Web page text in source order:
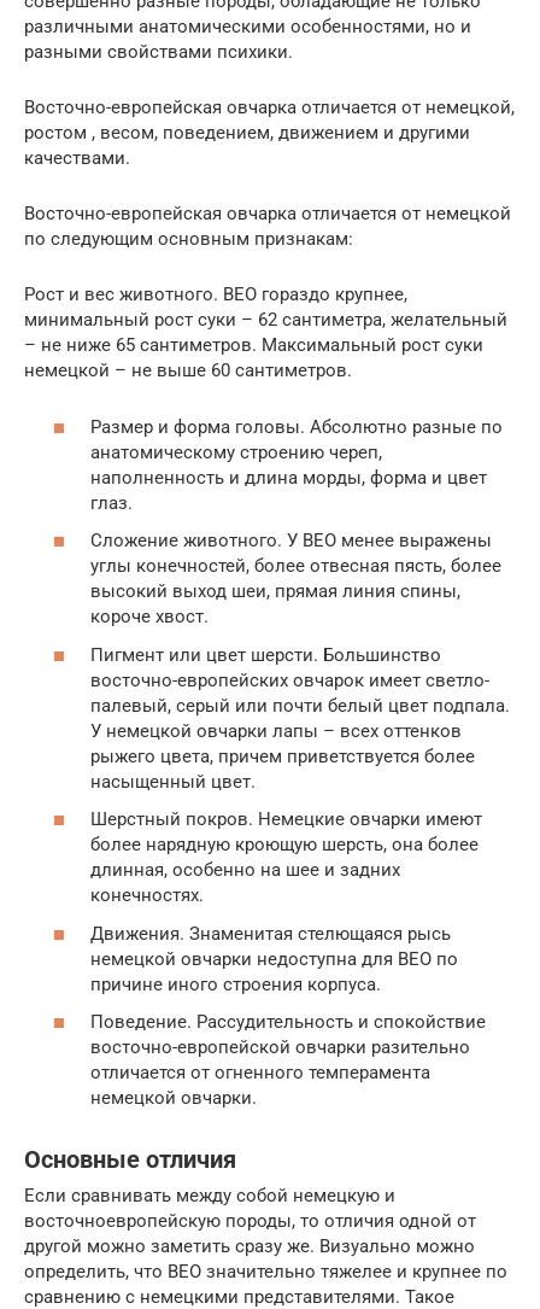
различными анатомическими особенностями, но и
разными свойствами психики.
Восточно-европейская овчарка отличается от немецкой,
ростом , весом, поведением, движением и другими
качествами.
Восточно-европейская овчарка отличается от немецкой
по следующим основным признакам:
Рост и вес животного. ВЕО гораздо крупнее,
минимальный рост суки – 62 сантиметра, желательный
– не ниже 65 сантиметров. Максимальный рост суки
немецкой – не выше 60 сантиметров.
Размер и форма головы. Абсолютно разные по
анатомическому строению череп,
наполненность и длина морды, форма и цвет
глаз.
Сложение животного. У ВЕО менее выражены
углы конечностей, более отвесная пясть, более
высокий выход шеи, прямая линия спины,
короче хвост.
Пигмент или цвет шерсти. Большинство
восточно-европейских овчарок имеет светло-
палевый, серый или почти белый цвет подпала.
У немецкой овчарки лапы – всех оттенков
рыжего цвета, причем приветствуется более
насыщенный цвет.
Шерстный покров. Немецкие овчарки имеют
более нарядную кроющую шерсть, она более
длинная, особенно на шее и задних
конечностях.
Движения. Знаменитая стелющаяся рысь
немецкой овчарки недоступна для ВЕО по
причине иного строения корпуса.
Поведение. Рассудительность и спокойствие
восточно-европейской овчарки разительно
отличается от огненного темперамента
немецкой овчарки.
Основные отличия
Если сравнивать между собой немецкую и
восточноевропейскую породы, то отличия одной от
другой можно заметить сразу же. Визуально можно
определить, что ВЕО значительно тяжелее и крупнее по
сравнению с немецкими представителями. Такое